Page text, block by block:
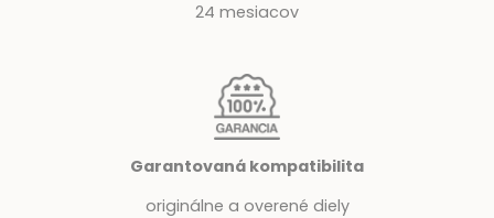
24 mesiacov
Garantovaná kompatibilita
originálne a overené diely